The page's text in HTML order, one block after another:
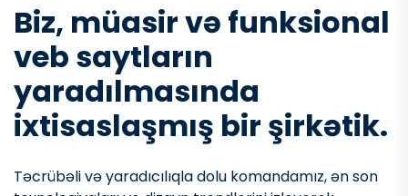
Biz, müasir və funksional
veb saytların
yaradılmasında
ixtisaslaşmış bir şirkətik.
Təcrübəli və yaradıcılıqla dolu komandamız, ən son